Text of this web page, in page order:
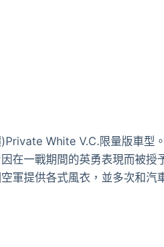
White V.C.限量版車型
在一戰期間的英勇表現而被授
軍提供各式風衣，並多次和汽